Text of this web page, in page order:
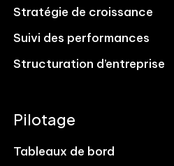
Stratégie de croissance
Suivi des performances
Structuration d’entreprise
Pilotage
Tableaux de bord